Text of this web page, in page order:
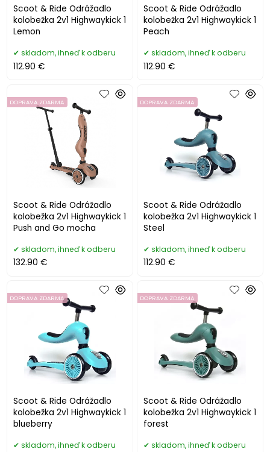
Scoot & Ride Odrážadlo
kolobežka 2v1 Highwaykick 1
Lemon
skladom, ihneď k odberu
112.90 €
Scoot & Ride Odrážadlo
kolobežka 2v1 Highwaykick 1
Peach
skladom, ihneď k odberu
112.90 €
Scoot & Ride Odrážadlo
kolobežka 2v1 Highwaykick 1
Push and Go mocha
DOPRAVA ZDARMA
skladom, ihneď k odberu
132.90 €
Scoot & Ride Odrážadlo
kolobežka 2v1 Highwaykick 1
Steel
DOPRAVA ZDARMA
skladom, ihneď k odberu
112.90 €
Scoot & Ride Odrážadlo
kolobežka 2v1 Highwaykick 1
blueberry
DOPRAVA ZDARMA
skladom, ihneď k odberu
Scoot & Ride Odrážadlo
kolobežka 2v1 Highwaykick 1
forest
DOPRAVA ZDARMA
skladom, ihneď k odberu